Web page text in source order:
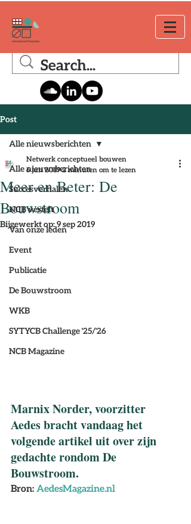
Post
Alle nieuwsberichten
Succesverhalen
NCB vertelt
Van onze leden
Event
Publicatie
De Bouwstroom
WKB
SYTYCB Challenge '25/'26
NCB Magazine
Alle nieuwsberichten
Meer en Beter: De
Bouwstroom
Netwerk conceptueel bouwen
6 jun 2019 2 minuten om te lezen
Bijgewerkt op:9 sep 2019
Marnix Norder, voorzitter
Aedes bracht vandaag het
volgende artikel uit over zijn
gedachte rondom De
Bouwstroom.
Bron: AedesMagazine.nl